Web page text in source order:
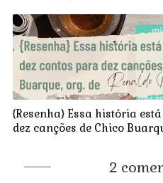
{Resenha} Essa história
dez canções de Chico
2